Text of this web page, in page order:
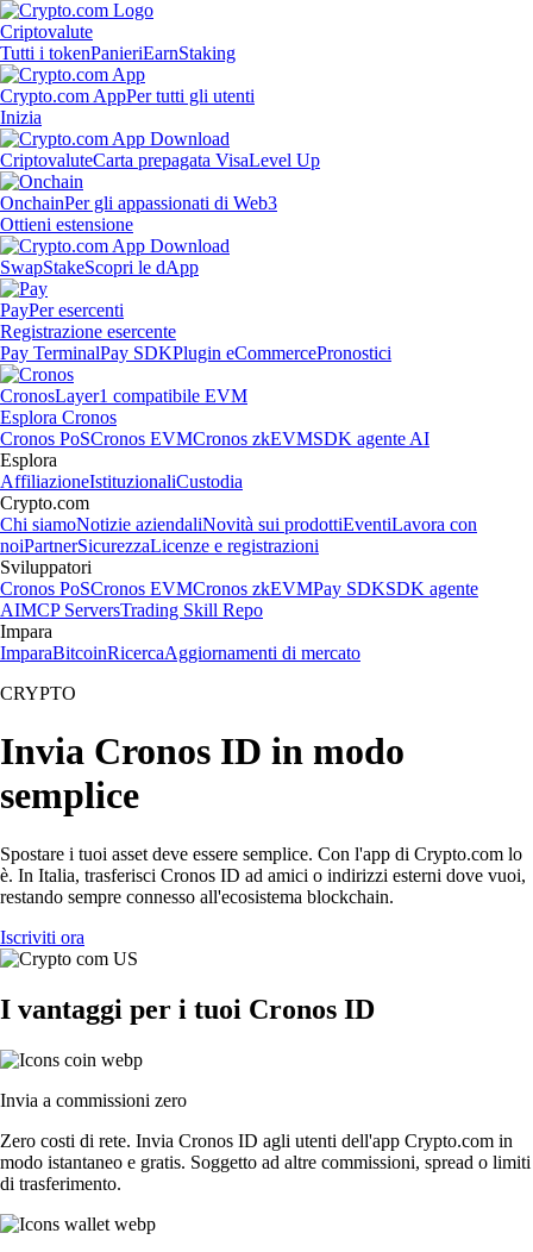
Criptovalute
Tutti i tokenPanieriEarnStaking
Crypto.com AppPer tutti gli utenti
Inizia
CriptovaluteCarta prepagata VisaLevel Up
OnchainPer gli appassionati di Web3
Ottieni estensione
SwapStakeScopri le dApp
PayPer esercenti
Registrazione esercente
Pay TerminalPay SDKPlugin eCommercePronostici
CronosLayer1 compatibile EVM
Esplora Cronos
Cronos PoSCronos EVMCronos zkEVMSDK agente AI
Esplora
AffiliazioneIstituzionaliCustodia
Crypto.com
Chi siamoNotizie aziendaliNovità sui prodottiEventiLavora con
noiPartnerSicurezzaLicenze e registrazioni
Sviluppatori
Cronos PoSCronos EVMCronos zkEVMPay SDKSDK agente
AIMCP ServersTrading Skill Repo
Impara
ImparaBitcoinRicercaAggiornamenti di mercato
CRYPTO
Invia Cronos ID in modo
semplice
Spostare i tuoi asset deve essere semplice. Con l'app di Crypto.com lo
è. In Italia, trasferisci Cronos ID ad amici o indirizzi esterni dove vuoi,
restando sempre connesso all'ecosistema blockchain.
Iscriviti ora
I vantaggi per i tuoi Cronos ID
Invia a commissioni zero
Zero costi di rete. Invia Cronos ID agli utenti dell'app Crypto.com in
modo istantaneo e gratis. Soggetto ad altre commissioni, spread o limiti
di trasferimento.